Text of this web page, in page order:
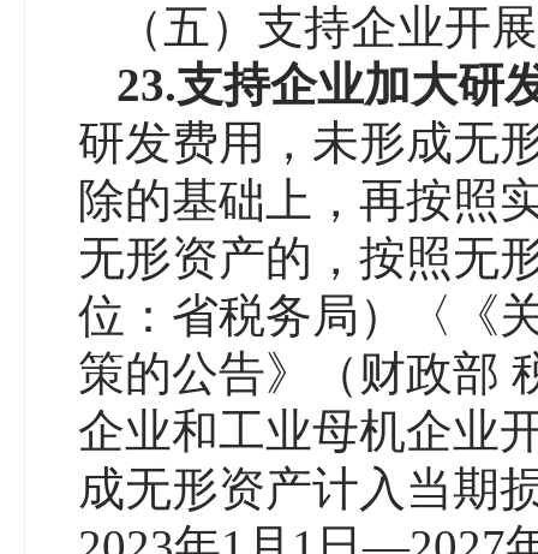
（五）支持企业开
23.支持企业加大研
研发费用，未形成无
除的基础上，再按照
无形资产的，按照无
位：省税务局）〈《
策的公告》（财政部
企业和工业母机企业
成无形资产计入当期